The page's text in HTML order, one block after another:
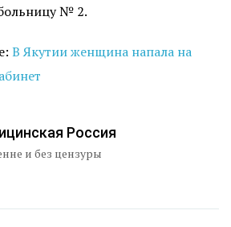
№ 2.
В Якутии женщина напала на
Россия
и без цензуры